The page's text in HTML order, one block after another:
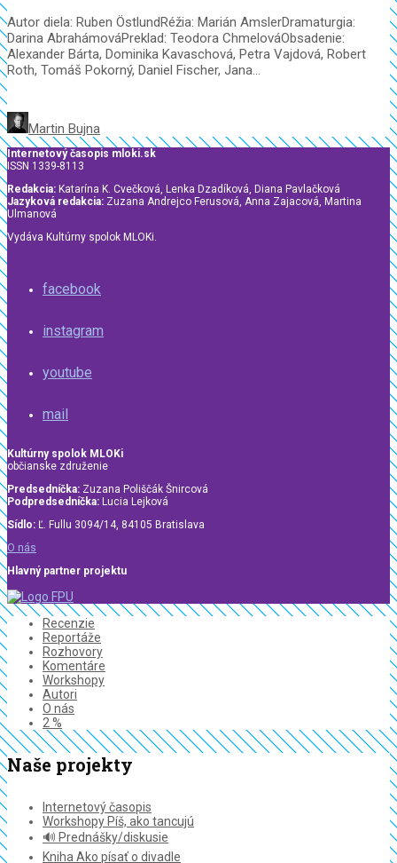
Autor diela: Ruben ÖstlundRéžia: Marián AmslerDramaturgia:
Darina AbrahámováPreklad: Teodora ChmelováObsadenie:
Alexander Bárta, Dominika Kavaschová, Petra Vajdová, Robert
Roth, Tomáš Pokorný, Daniel Fischer, Jana...
Martin Bujna
Internetový časopis mloki.sk
ISSN 1339-8113
Redakcia: Katarína K. Cvečková, Lenka Dzadíková, Diana Pavlačková
Jazyková redakcia: Zuzana Andrejco Ferusová, Anna Zajacová, Martina
Ulmanová
Vydáva Kultúrny spolok MLOKi.
facebook
instagram
youtube
mail
Kultúrny spolok MLOKi
občianske združenie
Predsedníčka: Zuzana Poliščák Šnircová
Podpredsedníčka: Lucia Lejková
Sídlo: Ľ. Fullu 3094/14, 84105 Bratislava
O nás
Hlavný partner projektu
Recenzie
Reportáže
Rozhovory
Komentáre
Workshopy
Autori
O nás
2 %
Naše projekty
Internetový časopis
Workshopy Píš, ako tancujú
🔊 Prednášky/diskusie
Kniha Ako písať o divadle